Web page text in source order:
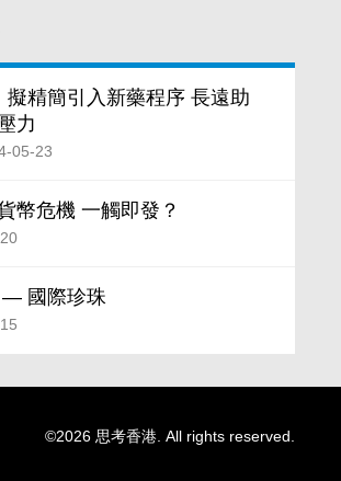
擬精簡引入新藥程序 長遠助
力
05-23
幣危機 一觸即發？
— 國際珍珠
©2026 思考香港. All rights reserved.